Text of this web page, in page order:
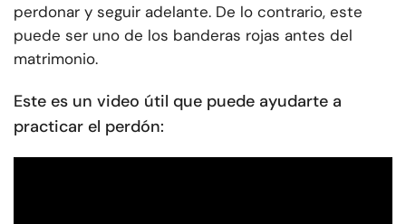
perdonar y seguir adelante. De lo contrario, este
puede ser uno de los banderas rojas antes del
matrimonio.
Este es un video útil que puede ayudarte a
practicar el perdón: